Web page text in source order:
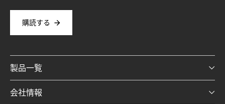
購読する
製品一覧
会社情報